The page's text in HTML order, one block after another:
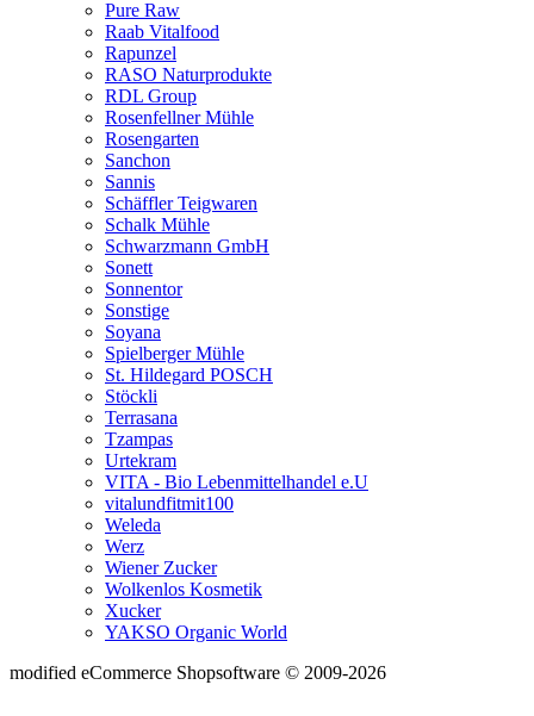
Pure Raw
Raab Vitalfood
Rapunzel
RASO Naturprodukte
RDL Group
Rosenfellner Mühle
Rosengarten
Sanchon
Sannis
Schäffler Teigwaren
Schalk Mühle
Schwarzmann GmbH
Sonett
Sonnentor
Sonstige
Soyana
Spielberger Mühle
St. Hildegard POSCH
Stöckli
Terrasana
Tzampas
Urtekram
VITA - Bio Lebenmittelhandel e.U
vitalundfitmit100
Weleda
Werz
Wiener Zucker
Wolkenlos Kosmetik
Xucker
YAKSO Organic World
modified eCommerce Shopsoftware © 2009-2026